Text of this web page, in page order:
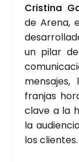
Cris­ti­na
de Are­na,
un pilar
fran­jas
cla­ve a la
la
los clien­tes.